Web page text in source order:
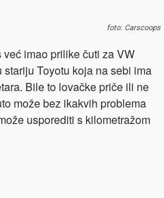
foto: Carscoops
imao prilike čuti za VW
Toyotu koja na sebi ima
Bile to lovačke priče ili ne
može bez ikakvih problema
usporediti s kilometražom